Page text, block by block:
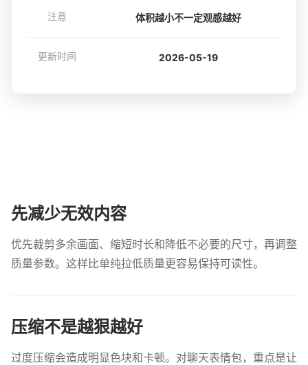
注意 体积越小不一定观感越好
更新时间 2026-05-19
先减少无效内容
优先裁剪多余画面、缩短时长和降低不必要的尺寸，再调整
质量参数。这样比单纯拉低质量更容易保持可读性。
压缩不是越狠越好
过度压缩会造成明显色块和卡顿。对聊天表情包，重点是让